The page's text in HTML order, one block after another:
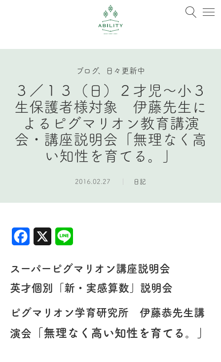
ブログ、日々更新中
３／１３（日）２才児〜小３
生保護者様対象 伊藤先生に
よるピグマリオン教育講演
会・講座説明会「無理なく高
い知性を育てる。」
2016.02.27 日記
Facebook
スーパーピグマリオン講座説明会
英才個別「新・実感算数」説明会
ピグマリオン学育研究所 伊藤恭先生講
演会 「無理なく高い知性を育てる。」